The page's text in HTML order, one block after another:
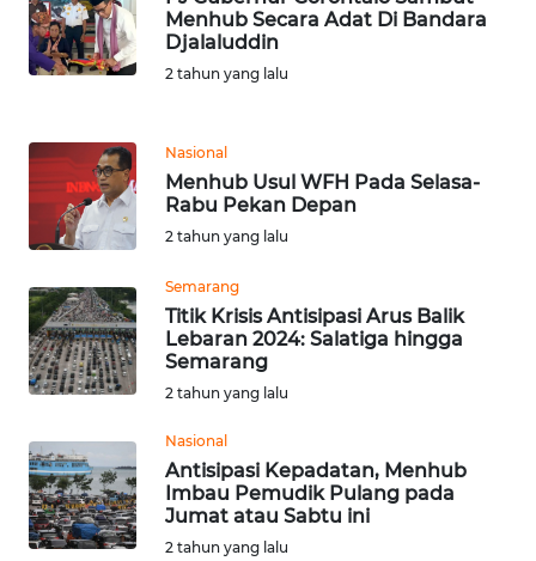
Menhub Secara Adat Di Bandara
Djalaluddin
2 tahun yang lalu
Nasional
Menhub Usul WFH Pada Selasa-
Rabu Pekan Depan
2 tahun yang lalu
Semarang
Titik Krisis Antisipasi Arus Balik
Lebaran 2024: Salatiga hingga
Semarang
2 tahun yang lalu
Nasional
Antisipasi Kepadatan, Menhub
Imbau Pemudik Pulang pada
Jumat atau Sabtu ini
2 tahun yang lalu
WN
SUMBAR
SUMSEL
WN
BENGKULU
WN
LAMPUNG
WN
WN
NUSANTARA